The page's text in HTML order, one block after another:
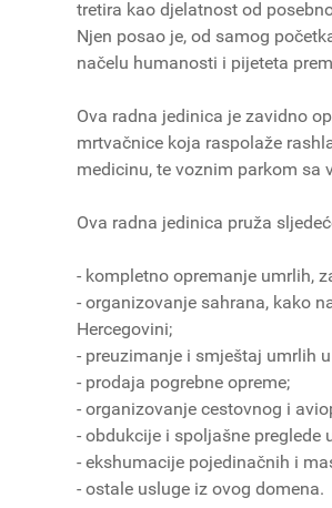
tretira kao djelatnost od
Njen posao je, od samog
načelu humanosti i pijeteta
Ova radna jedinica je zavidno
mrtvačnice koja raspolaže
medicinu, te voznim parkom sa
Ova radna jedinica pruža
- kompletno opremanje umrlih,
- organizovanje sahrana, kako
Hercegovini;
- preuzimanje i smještaj umrlih
- prodaja pogrebne opreme;
- organizovanje cestovnog i
- obdukcije i spoljašne preglede
- ekshumacije pojedinačnih i
- ostale usluge iz ovog domena.